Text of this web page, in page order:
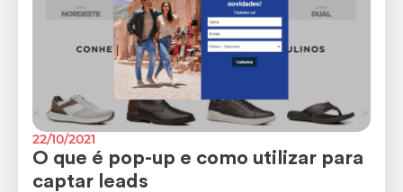
22/10/2021
O que é pop-up e como utilizar para
captar leads